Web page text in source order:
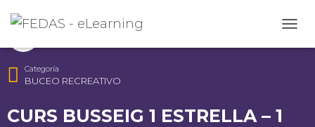
Instructor
Categoría
BUCEO RECREATIVO
CURS BUSSEIG 1 ESTRELLA – 1